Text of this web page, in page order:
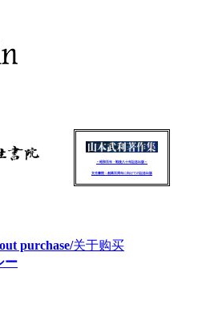
～昭和百年・戦後八十年記念出版～
文生書院：創業百周年に向けての記念出版
purchase/关于购买
ー